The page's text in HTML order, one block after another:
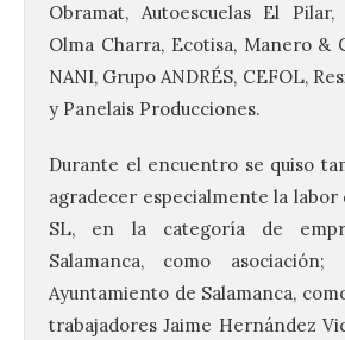
Obramat, Autoescuelas El Pilar,
Olma Charra, Ecotisa, Manero &
NANI, Grupo ANDRÉS, CEFOL,
y Panelais Producciones.
Durante el encuentro se quiso
agradecer especialmente la labor
SL, en la categoría de
Salamanca, como
Ayuntamiento de Salamanca,
trabajadores Jaime Hernández
Transportes activa un
dispositivo especial para
facilitar la movilidad